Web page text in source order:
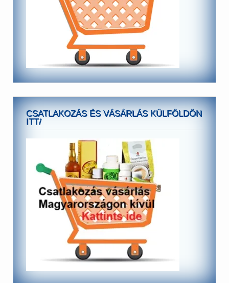
CSATLAKOZÁS ÉS VÁSÁRLÁS KÜLFÖLDÖN
ITT/